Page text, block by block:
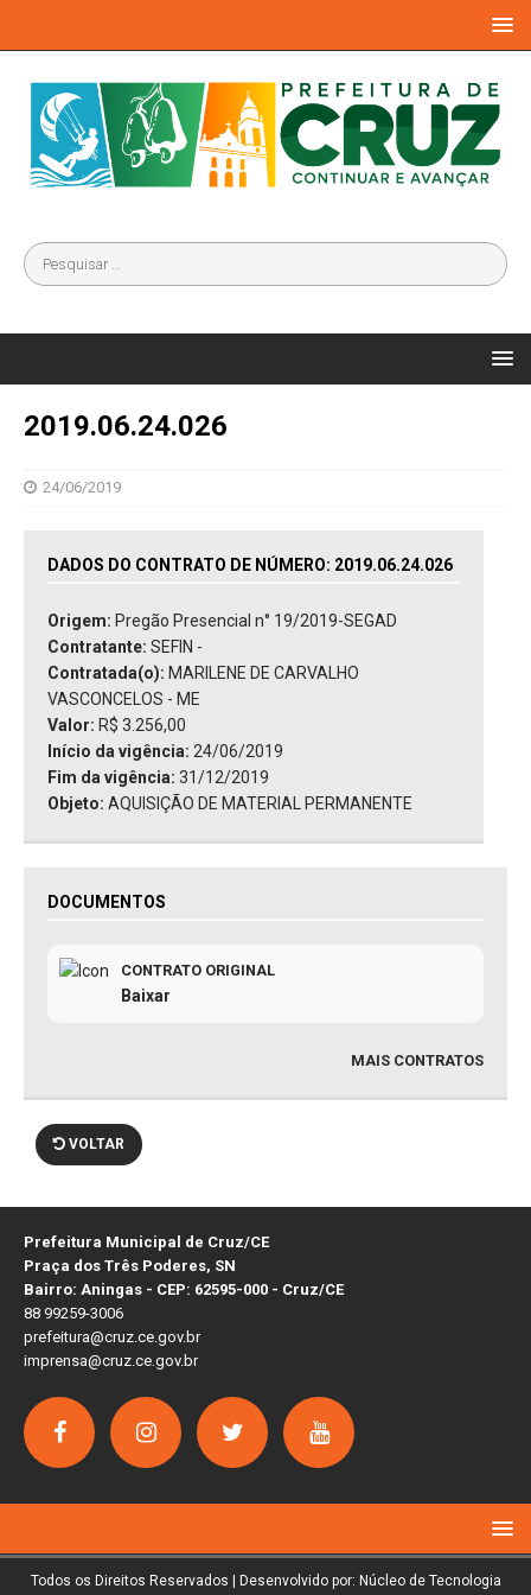
2019.06.24.026
24/06/2019
DADOS DO CONTRATO DE NÚMERO: 2019.06.24.026
Origem: Pregão Presencial n° 19/2019-SEGAD
Contratante: SEFIN -
Contratada(o): MARILENE DE CARVALHO
VASCONCELOS - ME
Valor: R$ 3.256,00
Início da vigência: 24/06/2019
Fim da vigência: 31/12/2019
Objeto: AQUISIÇÃO DE MATERIAL PERMANENTE
DOCUMENTOS
CONTRATO ORIGINAL
Baixar
MAIS CONTRATOS
VOLTAR
Prefeitura Municipal de Cruz/CE
Praça dos Três Poderes, SN
Bairro: Aningas - CEP: 62595-000 - Cruz/CE
88 99259-3006
prefeitura@cruz.ce.gov.br
imprensa@cruz.ce.gov.br
Todos os Direitos Reservados | Desenvolvido por: Núcleo de Tecnologia